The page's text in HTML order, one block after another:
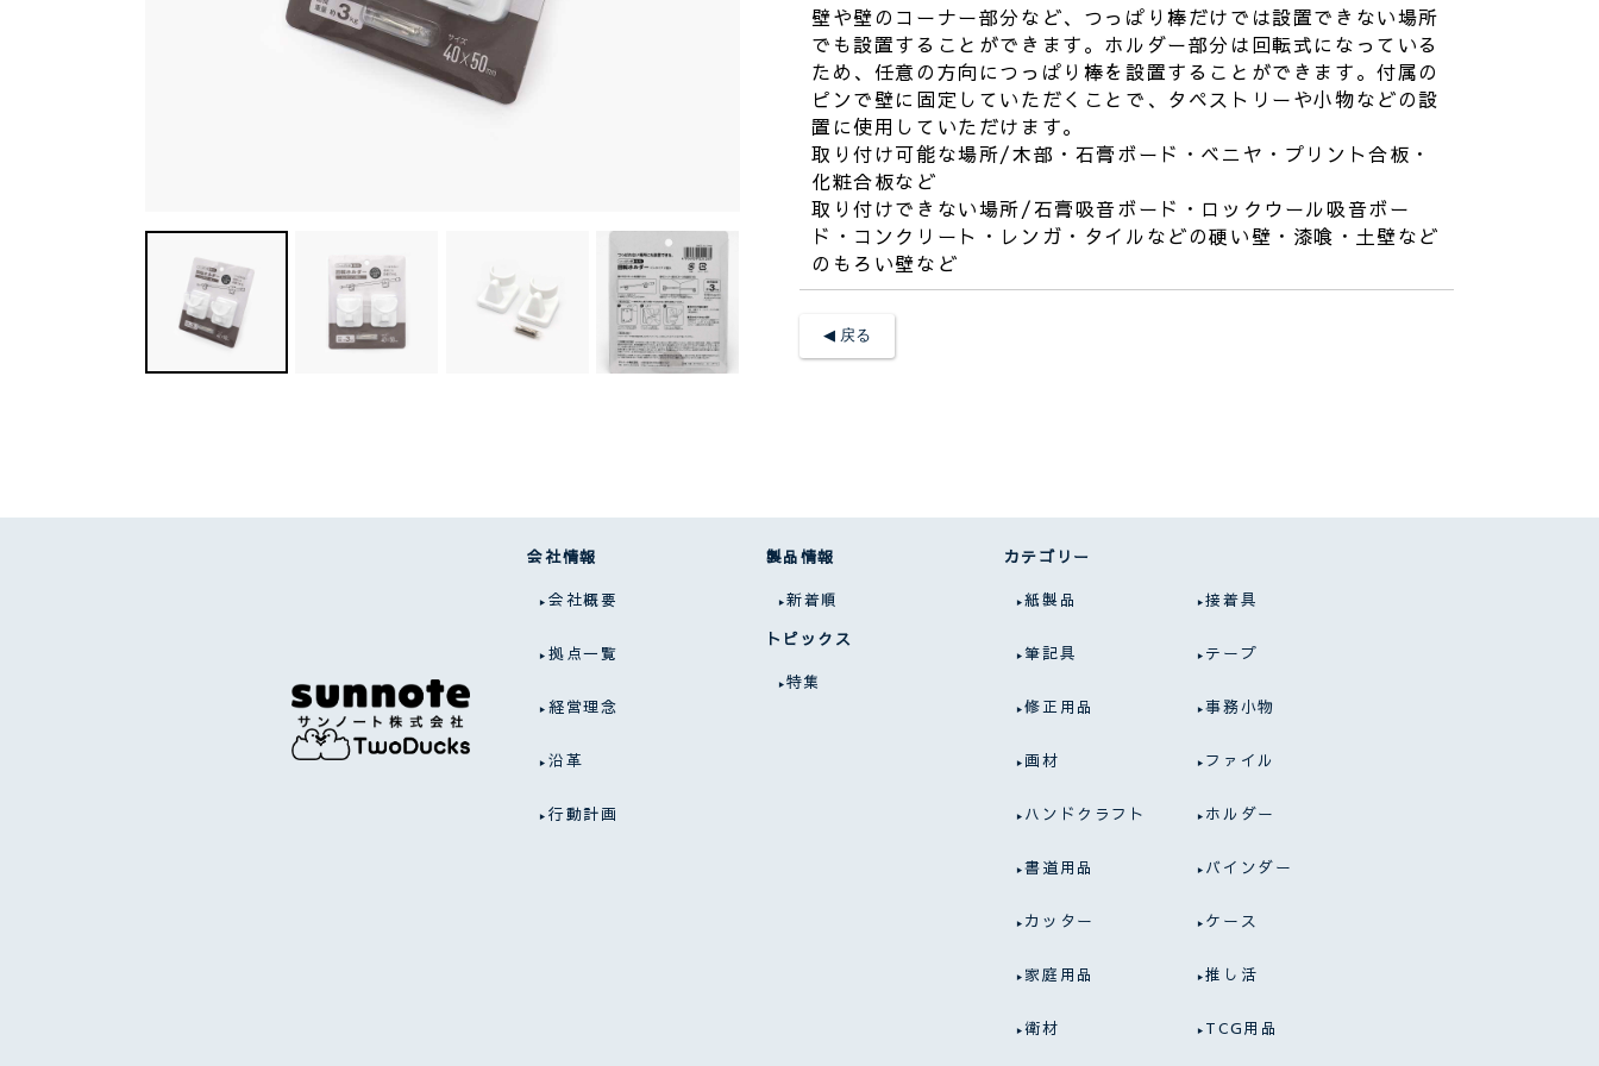
壁や壁のコーナー部分など、つっぱり棒だけでは設置できない場所
でも設置することができます。ホルダー部分は回転式になっている
ため、任意の方向につっぱり棒を設置することができます。付属の
ピンで壁に固定していただくことで、タペストリーや小物などの設
置に使用していただけます。
取り付け可能な場所/木部・石膏ボード・ベニヤ・プリント合板・
化粧合板など
取り付けできない場所/石膏吸音ボード・ロックウール吸音ボー
ド・コンクリート・レンガ・タイルなどの硬い壁・漆喰・土壁など
のもろい壁など
◀︎ 戻る
会社情報
会社概要
拠点一覧
経営理念
沿革
行動計画
製品情報
新着順
トピックス
特集
カテゴリー
紙製品 接着具
筆記具 テープ
修正用品 事務小物
画材 ファイル
ハンドクラフト ホルダー
書道用品 バインダー
カッター ケース
家庭用品 推し活
衛材 TCG用品